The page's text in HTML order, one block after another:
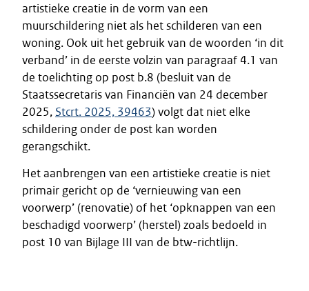
artistieke creatie in de vorm van een
muurschildering niet als het schilderen van een
woning. Ook uit het gebruik van de woorden ‘in dit
verband’ in de eerste volzin van paragraaf 4.1 van
de toelichting op post b.8 (besluit van de
Staatssecretaris van Financiën van 24 december
2025, Stcrt. 2025, 39463) volgt dat niet elke
schildering onder de post kan worden
gerangschikt.
Het aanbrengen van een artistieke creatie is niet
primair gericht op de ‘vernieuwing van een
voorwerp’ (renovatie) of het ‘opknappen van een
beschadigd voorwerp’ (herstel) zoals bedoeld in
post 10 van Bijlage III van de btw-richtlijn.